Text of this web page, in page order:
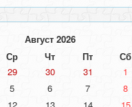
Август 2026
Ср Чт Пт Сб
29 30 31 1
5 6 7 8